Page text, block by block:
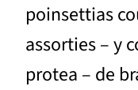
poinsettias
assorties – y
protea – de